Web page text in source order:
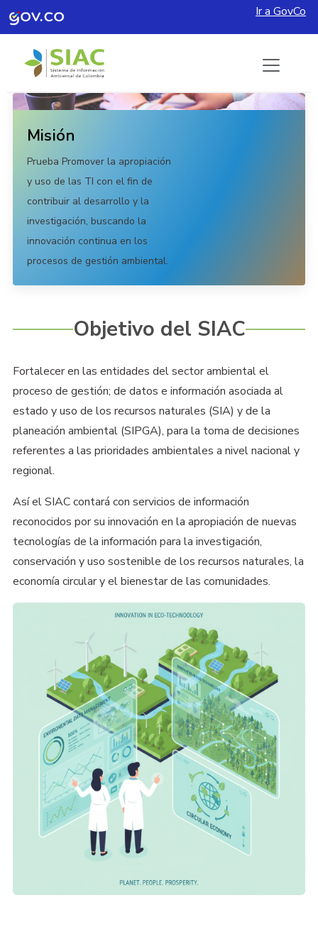
Pasar al contenido principal Ir a GovCo
Misión
Prueba Promover la apropiación
y uso de las TI con el fin de
contribuir al desarrollo y la
investigación, buscando la
innovación continua en los
procesos de gestión ambiental.
Objetivo del SIAC
Fortalecer en las entidades del sector ambiental el
proceso de gestión; de datos e información asociada al
estado y uso de los recursos naturales (SIA) y de la
planeación ambiental (SIPGA), para la toma de decisiones
referentes a las prioridades ambientales a nivel nacional y
regional.
Así el SIAC contará con servicios de información
reconocidos por su innovación en la apropiación de nuevas
tecnologías de la información para la investigación,
conservación y uso sostenible de los recursos naturales, la
economía circular y el bienestar de las comunidades.